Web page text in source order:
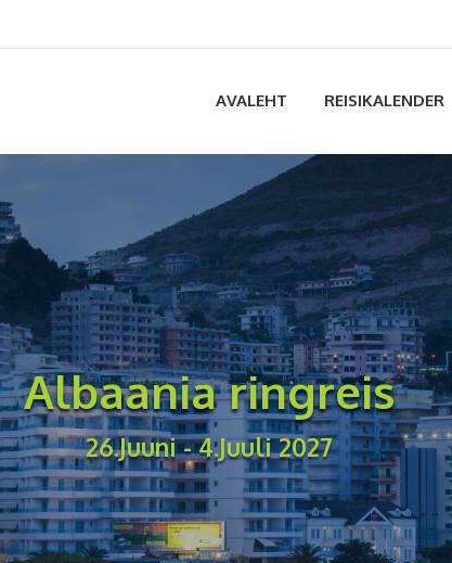
AVALEHT REISIKALENDER
Albaania ringreis
26.Juuni - 4.Juuli 2027